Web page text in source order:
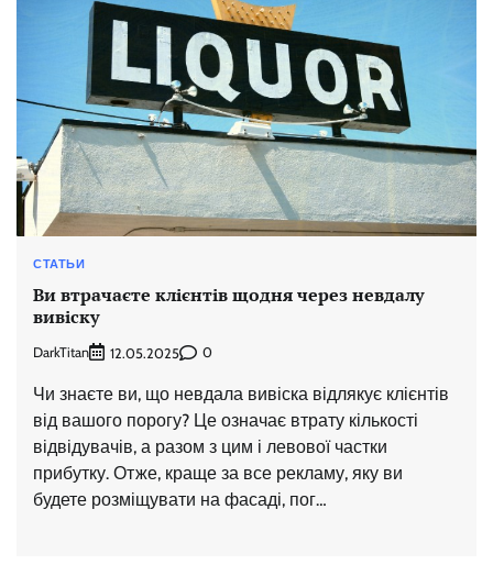
СТАТЬИ
Ви втрачаєте клієнтів щодня через невдалу
вивіску
DarkTitan 12.05.2025 0
Чи знаєте ви, що невдала вивіска відлякує клієнтів
від вашого порогу? Це означає втрату кількості
відвідувачів, а разом з цим і левової частки
прибутку. Отже, краще за все рекламу, яку ви
будете розміщувати на фасаді, пог…